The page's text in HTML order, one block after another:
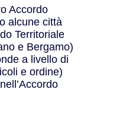
Accordo
alcune città
Territoriale
e Bergamo)
a livello di
e ordine)